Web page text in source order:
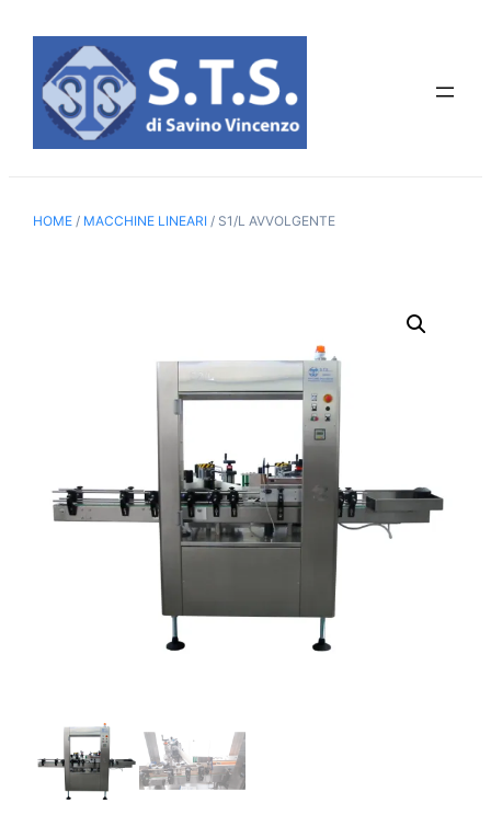
contenuto
HOME / MACCHINE LINEARI / S1/L AVVOLGENTE